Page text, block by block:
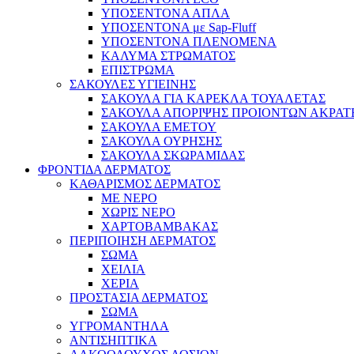
ΥΠΟΣΕΝΤΟΝΑ ΑΠΛΑ
ΥΠΟΣΕΝΤΟΝΑ με Sap-Fluff
ΥΠΟΣΕΝΤΟΝΑ ΠΛΕΝΟΜΕΝΑ
ΚΑΛΥΜΑ ΣΤΡΩΜΑΤΟΣ
ΕΠΙΣΤΡΩΜΑ
ΣΑΚΟΥΛΕΣ ΥΓΙΕΙΝΗΣ
ΣΑΚΟΥΛΑ ΓΙΑ ΚΑΡΕΚΛΑ ΤΟΥΑΛΕΤΑΣ
ΣΑΚΟΥΛΑ ΑΠΟΡΙΨΗΣ ΠΡΟΙΟΝΤΩΝ
ΣΑΚΟΥΛΑ ΕΜΕΤΟΥ
ΣΑΚΟΥΛΑ ΟΥΡΗΣΗΣ
ΣΑΚΟΥΛΑ ΣΚΩΡΑΜΙΔΑΣ
ΦΡΟΝΤΙΔΑ ΔΕΡΜΑΤΟΣ
ΚΑΘΑΡΙΣΜΟΣ ΔΕΡΜΑΤΟΣ
ΜΕ ΝΕΡΟ
ΧΩΡΙΣ ΝΕΡΟ
ΧΑΡΤΟΒΑΜΒΑΚΑΣ
ΠΕΡΙΠΟΙΗΣΗ ΔΕΡΜΑΤΟΣ
ΣΩΜΑ
ΧΕΙΛΙΑ
ΧΕΡΙΑ
ΠΡΟΣΤΑΣΙΑ ΔΕΡΜΑΤΟΣ
ΣΩΜΑ
ΥΓΡΟΜΑΝΤΗΛΑ
ΑΝΤΙΣΗΠΤΙΚΑ